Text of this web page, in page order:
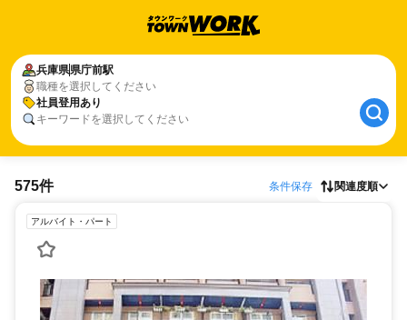
兵庫県県庁前駅
職種を選択してください
社員登用あり
キーワードを選択してください
575件 条件保存 関連度順
アルバイト・パート